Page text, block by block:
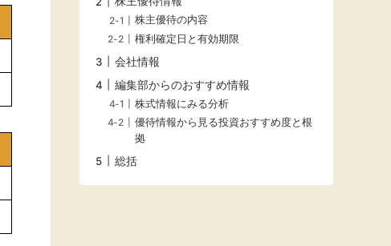
株主優待の内容
権利確定日と有効期限
会社情報
編集部からのおすすめ情報
株式情報にみる分析
優待情報から見る投資おすすめ度と根
拠
総括